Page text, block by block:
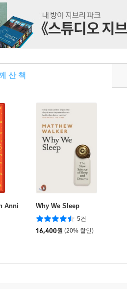
산 책
Anni
Why We Sleep
5건
16,400원 (20% 할인)